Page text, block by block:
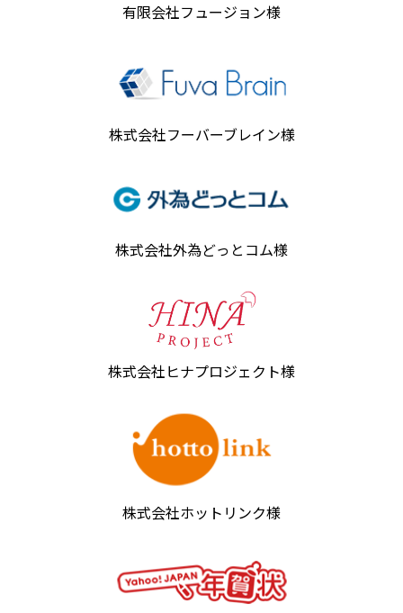
有限会社フュージョン様
株式会社フーバーブレイン様
株式会社外為どっとコム様
株式会社ヒナプロジェクト様
株式会社ホットリンク様